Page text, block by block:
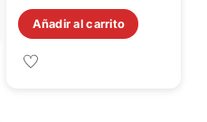
Añadir al carrito